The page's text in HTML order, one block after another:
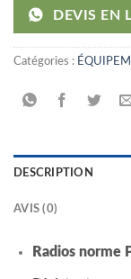
DEVIS EN
Catégories :
DESCRIPTION
AVIS (0)
Radios norme